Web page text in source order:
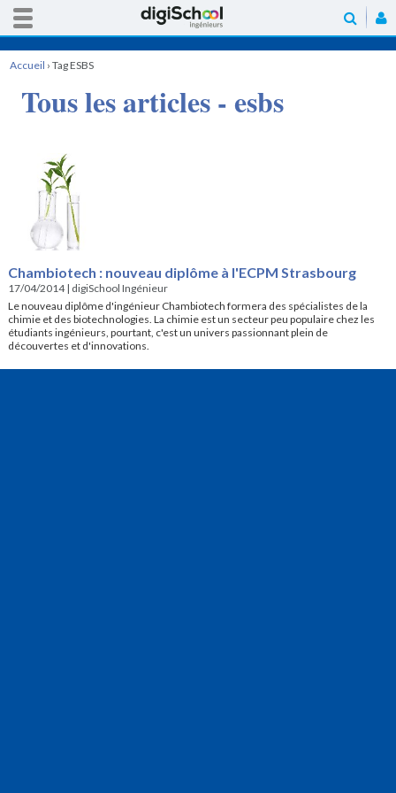
Accueil › Tag ESBS
Tous les articles - esbs
Chambiotech : nouveau diplôme à l'ECPM Strasbourg
17/04/2014| digiSchool Ingénieur
Le nouveau diplôme d'ingénieur Chambiotech formera des spécialistes de la
chimie et des biotechnologies. La chimie est un secteur peu populaire chez les
étudiants ingénieurs, pourtant, c'est un univers passionnant plein de
découvertes et d'innovations.